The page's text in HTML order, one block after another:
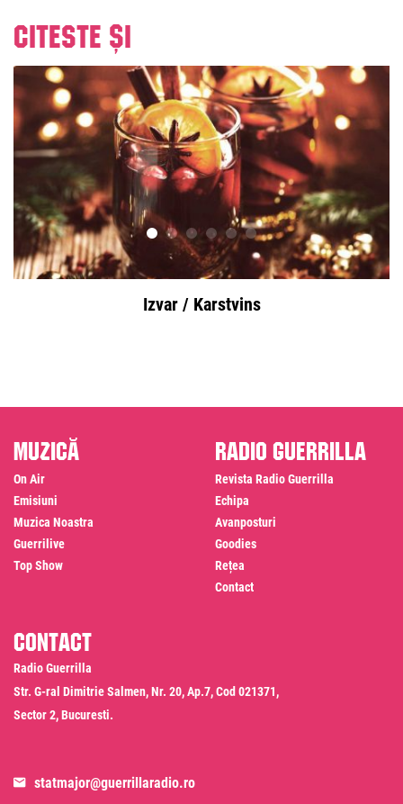
Citeste și
Izvar / Karstvins
Muzică
On Air
Emisiuni
Muzica Noastra
Guerrilive
Top Show
Radio Guerrilla
Revista Radio Guerrilla
Echipa
Avanposturi
Goodies
Rețea
Contact
Contact
Radio Guerrilla
Str. G-ral Dimitrie Salmen, Nr. 20, Ap.7, Cod 021371,
Sector 2, Bucuresti.
statmajor@guerrillaradio.ro